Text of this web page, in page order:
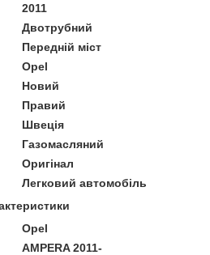
2011
Двотрубний
Передній міст
Opel
Новий
Правий
Швеція
Газомасляний
Оригінал
Легковий автомобіль
Opel
AMPERA 2011-